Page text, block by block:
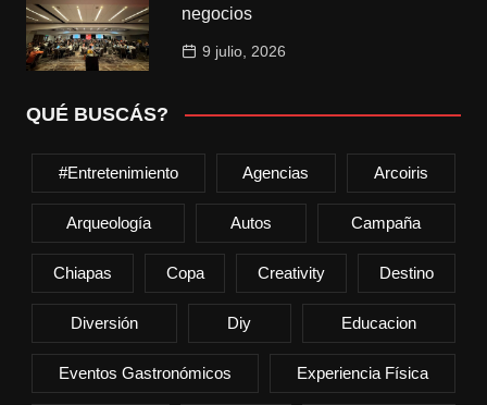
negocios
9 julio, 2026
QUÉ BUSCÁS?
#entretenimiento Agencias Arcoiris
Arqueología Autos Campaña
Chiapas Copa Creativity Destino
Diversión Diy Educacion
Eventos Gastronómicos Experiencia Física